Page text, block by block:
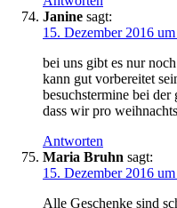
Janine sagt:
15. Dezember 2016
bei uns gibt es nur
kann gut vorbereitet
besuchstermine bei
dass wir pro
Antworten
Maria Bruhn sagt:
15. Dezember 2016
Alle Geschenke sind